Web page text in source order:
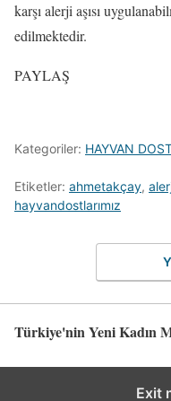
karşı alerji aşısı
edilmektedir.
PAYLAŞ
Kategoriler: HAYVAN
Etiketler: ahmetakçay,
hayvandostlarımız
Türkiye'nin Yeni Kadın
Exit